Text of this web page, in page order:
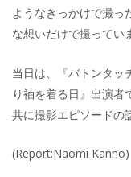
ようなきっかけで撮っ
な想いだけで撮ってい
当日は、『バトンタッ
り袖を着る日』出演者
共に撮影エピソードの
(Report:Naomi Kanno)